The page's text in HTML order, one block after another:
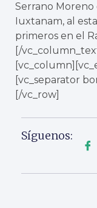
Serrano
Iuxtanam, al
primeros en el
[/
[vc_separator
[/vc_row]
Síguenos: